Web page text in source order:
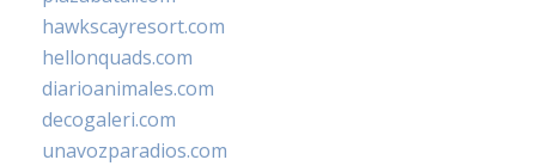
hawkscayresort.com
hellonquads.com
diarioanimales.com
decogaleri.com
unavozparadios.com